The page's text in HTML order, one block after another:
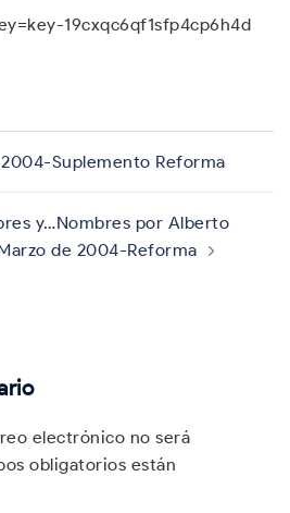
19cxqc6qf1sfp4cp6h4d
Suplemento Reforma
y…Nombres por Alberto
de 2004-Reforma
electrónico no será
obligatorios están